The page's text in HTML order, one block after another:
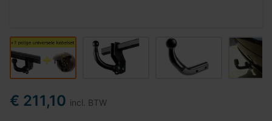
€ 211,10 incl. BTW